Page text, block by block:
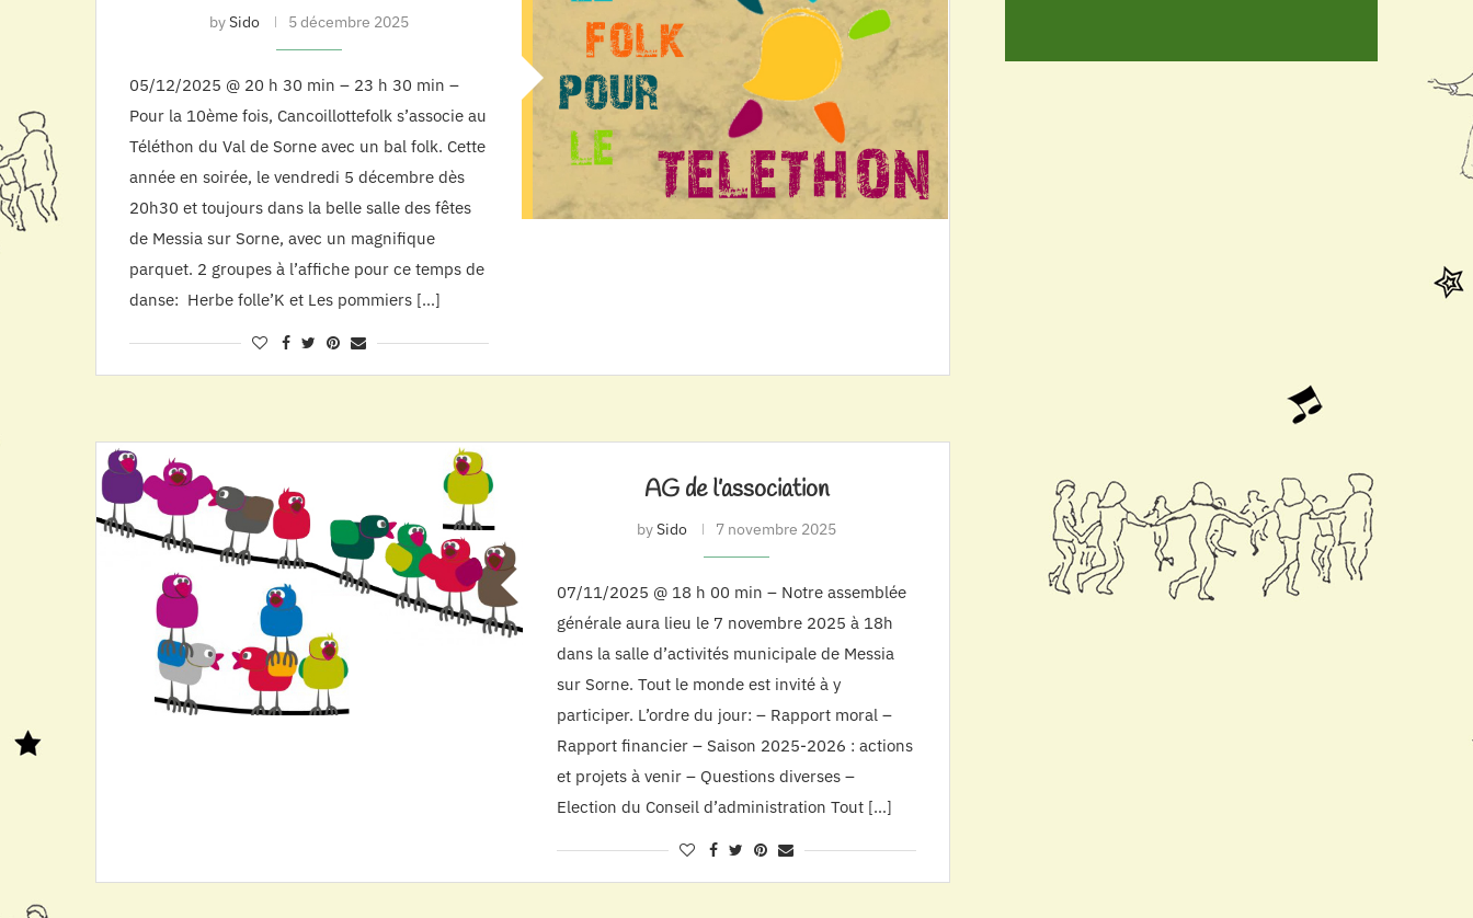
bySido 5 décembre 2025
05/12/2025 @ 20 h 30 min – 23 h 30 min –
Pour la 10ème fois, Cancoillottefolk s’associe au
Téléthon du Val de Sorne avec un bal folk. Cette
année en soirée, le vendredi 5 décembre dès
20h30 et toujours dans la belle salle des fêtes
de Messia sur Sorne, avec un magnifique
parquet. 2 groupes à l’affiche pour ce temps de
danse: Herbe folle’K et Les pommiers […]
AG de l’association
bySido 7 novembre 2025
07/11/2025 @ 18 h 00 min – Notre assemblée
générale aura lieu le 7 novembre 2025 à 18h
dans la salle d’activités municipale de Messia
sur Sorne. Tout le monde est invité à y
participer. L’ordre du jour: – Rapport moral –
Rapport financier – Saison 2025-2026 : actions
et projets à venir – Questions diverses –
Election du Conseil d’administration Tout […]